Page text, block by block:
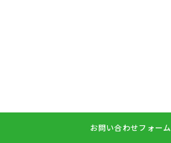
お問い合わせフォーム